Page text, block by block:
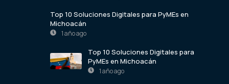
Top 10 Soluciones Digitales para PyMEs en
Michoacán
1 año ago
Top 10 Soluciones Digitales para
PyMEs en Michoacán
1 año ago